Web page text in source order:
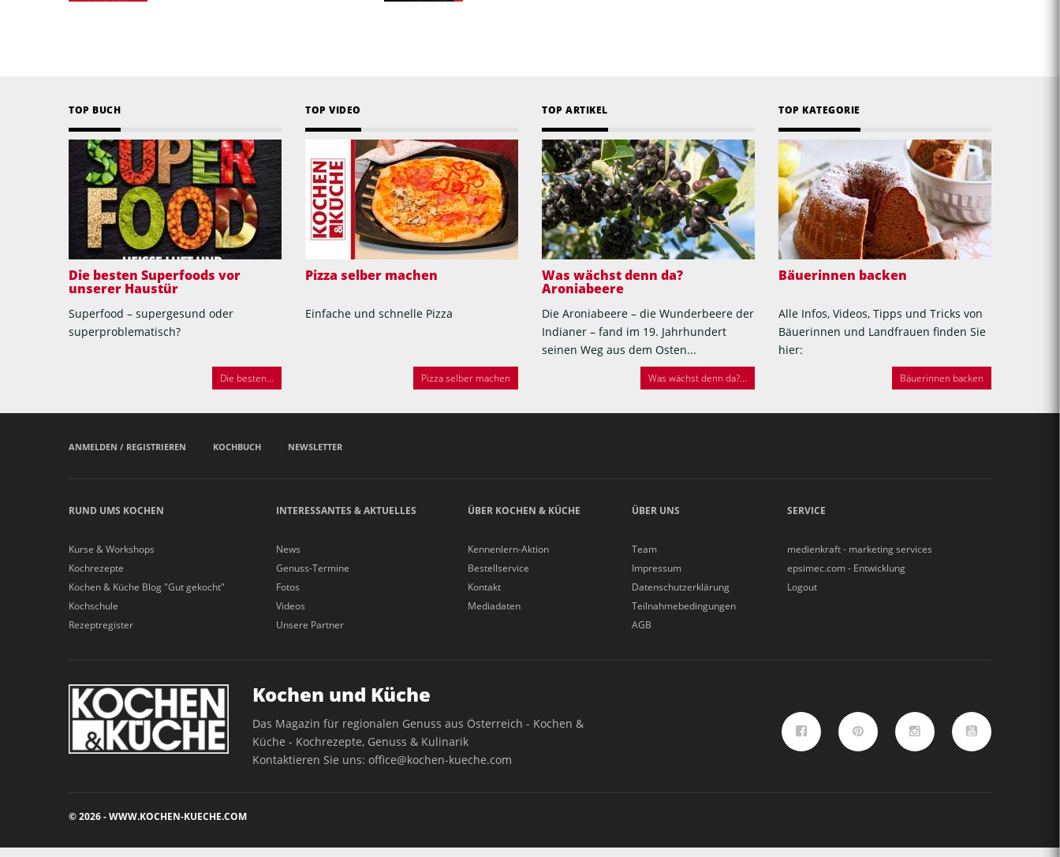
TOP BUCH
Die besten Superfoods vor
unserer Haustür
Superfood – supergesund oder
superproblematisch?
Die besten...
TOP VIDEO
Pizza selber machen
Einfache und schnelle Pizza
Pizza selber machen
TOP ARTIKEL
Was wächst denn da?
Aroniabeere
Die Aroniabeere – die Wunderbeere der
Indianer – fand im 19. Jahrhundert
seinen Weg aus dem Osten...
Was wächst denn da?...
TOP KATEGORIE
Bäuerinnen backen
Alle Infos, Videos, Tipps und Tricks von
Bäuerinnen und Landfrauen finden Sie
hier:
Bäuerinnen backen
ANMELDEN / REGISTRIEREN KOCHBUCH NEWSLETTER
RUND UMS KOCHEN
Kurse & Workshops
Kochrezepte
Kochen & Küche Blog "Gut gekocht"
Kochschule
Rezeptregister
INTERESSANTES & AKTUELLES
News
Genuss-Termine
Fotos
Videos
Unsere Partner
ÜBER KOCHEN & KÜCHE
Kennenlern-Aktion
Bestellservice
Kontakt
Mediadaten
ÜBER UNS
Team
Impressum
Datenschutzerklärung
Teilnahmebedingungen
AGB
SERVICE
medienkraft - marketing services
epsimec.com - Entwicklung
Logout
Kochen und Küche
Das Magazin für regionalen Genuss aus Österreich - Kochen &
Küche - Kochrezepte, Genuss & Kulinarik
Kontaktieren Sie uns:office@kochen-kueche.com
© 2026 - WWW.KOCHEN-KUECHE.COM